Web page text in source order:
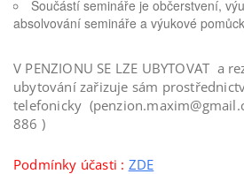
Součástí semináře je občerstvení,
absolvování semináře a výukové
V PENZIONU SE LZE UBYTOVAT a
ubytování zařizuje sám
telefonicky
886 )
Podmínky účasti : ZDE